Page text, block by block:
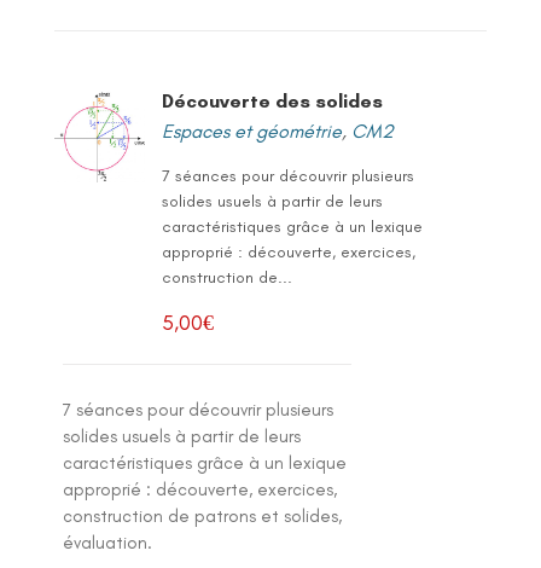
Découverte des solides
Espaces et géométrie, CM2
7 séances pour découvrir plusieurs
solides usuels à partir de leurs
caractéristiques grâce à un lexique
approprié : découverte, exercices,
construction de...
5,00€
7 séances pour découvrir plusieurs
solides usuels à partir de leurs
caractéristiques grâce à un lexique
approprié : découverte, exercices,
construction de patrons et solides,
évaluation.